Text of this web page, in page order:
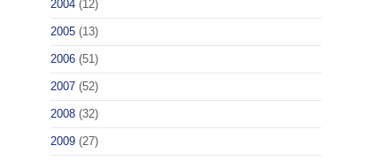
2004 (12)
2005 (13)
2006 (51)
2007 (52)
2008 (32)
2009 (27)